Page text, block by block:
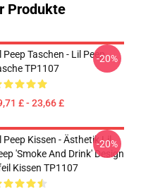
Produkte
Peep Taschen - Lil Peep
TP1107
£ - 23,66 £
-20%
Peep Kissen - Ästhetik Lil
'Smoke And Drink' Design
Kissen TP1107
-20%